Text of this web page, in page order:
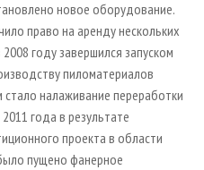
новое оборудование.
право на аренду нескольких
году завершился запуском
пиломатериалов
налаживание переработки
года в результате
проекта в области
пущено фанерное